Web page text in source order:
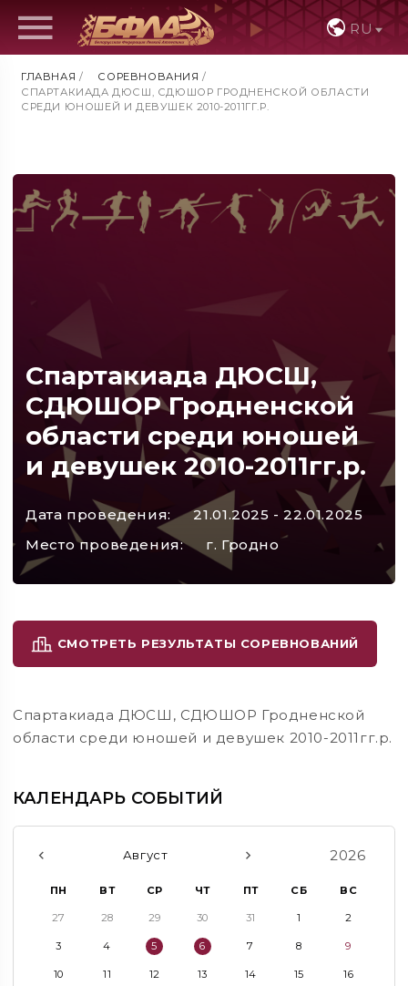
RU
ГЛАВНАЯ / СОРЕВНОВАНИЯ /
СПАРТАКИАДА ДЮСШ, СДЮШОР ГРОДНЕНСКОЙ ОБЛАСТИ
СРЕДИ ЮНОШЕЙ И ДЕВУШЕК 2010-2011ГГ.Р.
Спартакиада ДЮСШ,
СДЮШОР Гродненской
области среди юношей
и девушек 2010-2011гг.р.
Дата проведения:
21.01.2025 - 22.01.2025
Место проведения:
г. Гродно
СМОТРЕТЬ РЕЗУЛЬТАТЫ СОРЕВНОВАНИЙ
Спартакиада ДЮСШ, СДЮШОР Гродненской
области среди юношей и девушек 2010-2011гг.р.
КАЛЕНДАРЬ СОБЫТИЙ
Август 2026
ПН ВТ СР ЧТ ПТ СБ ВС
27 28 29 30 31 1 2
3 4 5 6 7 8 9
10 11 12 13 14 15 16